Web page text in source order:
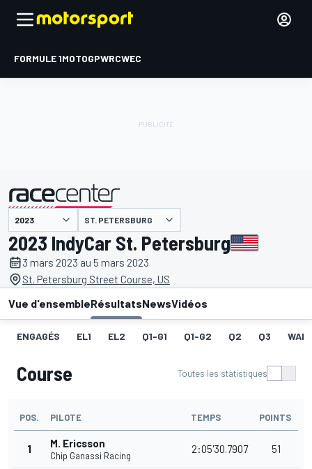
FORMULE 1MOTOGPWRCWEC
présenté par ST. PETERSBURG
2023 IndyCar St. Petersburg
3 mars 2023 au 5 mars 2023
St. Petersburg Street Course, US
Vue d'ensembleRésultatsNewsVidéos
ENGAGÉS EL1 EL2 Q1-G1 Q1-G2 Q2 Q3
Course Toutes les statistiques
POS. PILOTE TEMPS POINTS
1 M. Ericsson
Chip Ganassi Racing
2:05'30.7907 51